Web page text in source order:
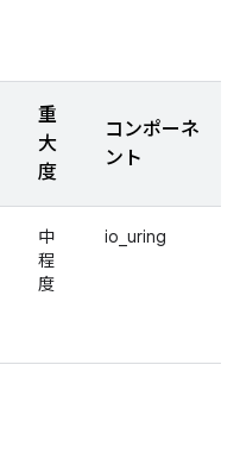
重
大
度
コンポーネ
ント
中
程
度
io_uring